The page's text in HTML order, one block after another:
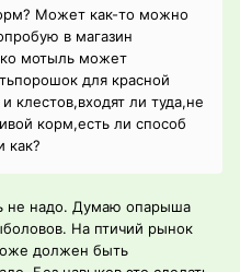
Может как-то можно
в магазин
мотыль может
для красной
клестов,входят ли туда,не
корм,есть ли способ
как?
не надо. Думаю опарыша
На птичий рынок
должен быть